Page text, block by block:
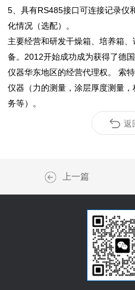
5、具有RS485接口可连接记录仪
化情况（选配）。
主要经营和研发干燥箱、培养箱
备。2012开始成功成为获得了德
仪器华东地区的经营代理权。 索
仪器（力的测量，涂层厚度测量
务等）。
返
上一篇